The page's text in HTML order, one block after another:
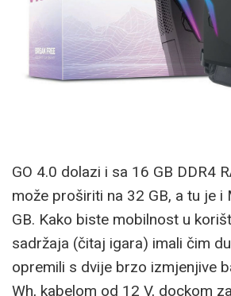
GO 4.0 dolazi i sa 16 GB DDR4
može proširiti na 32 GB, a tu je i
GB. Kako biste mobilnost u
sadržaja (čitaj igara) imali čim
opremili s dvije brzo izmjenjive
Wh, kabelom od 12 V, dockom